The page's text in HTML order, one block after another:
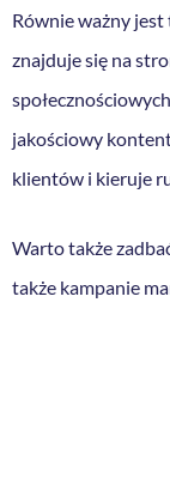
Równie ważny
znajduje się na
jakościowy
klientów i kieruje
Warto także
także kampanie